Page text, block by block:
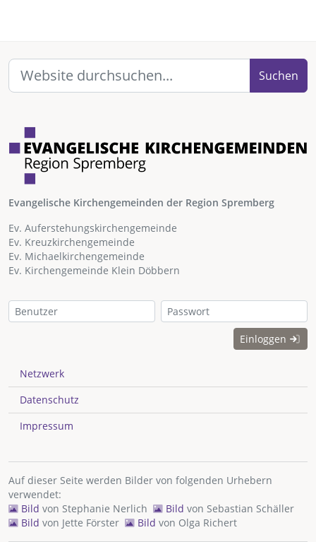
Suchen
Evangelische Kirchengemeinden der Region Spremberg
Ev. Auferstehungskirchengemeinde
Ev. Kreuzkirchengemeinde
Ev. Michaelkirchengemeinde
Ev. Kirchengemeinde Klein Döbbern
Einloggen
Netzwerk
Datenschutz
Impressum
Auf dieser Seite werden Bilder von folgenden Urhebern
verwendet:
Bild von Stephanie Nerlich Bild von Sebastian Schäller
Bild von Jette Förster Bild von Olga Richert